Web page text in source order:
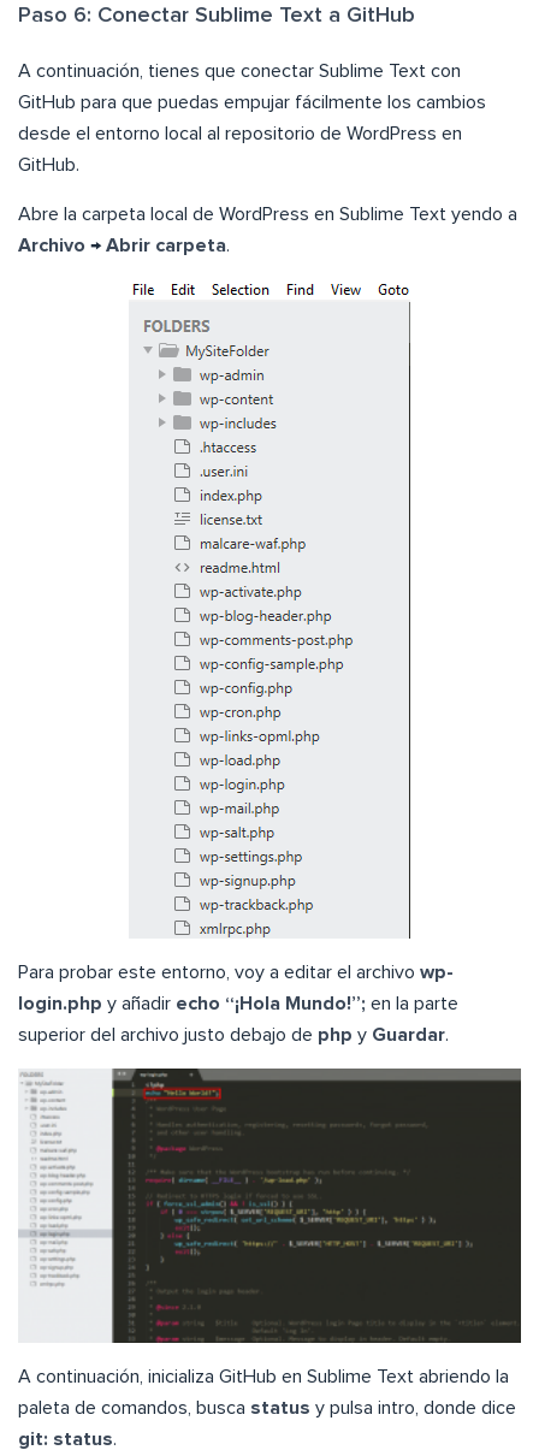
Paso 6: Conectar Sublime Text a GitHub
A continuación, tienes que conectar Sublime Text con
GitHub para que puedas empujar fácilmente los cambios
desde el entorno local al repositorio de WordPress en
GitHub.
Abre la carpeta local de WordPress en Sublime Text yendo a
Archivo → Abrir carpeta.
Para probar este entorno, voy a editar el archivo wp-
login.php y añadir echo “¡Hola Mundo!”; en la parte
superior del archivo justo debajo de php y Guardar.
A continuación, inicializa GitHub en Sublime Text abriendo la
paleta de comandos, busca status y pulsa intro, donde dice
git: status.